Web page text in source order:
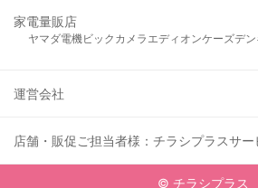
家電量販店
ヤマダ電機ビックカメラ エディオンケーズデン
運営会社
店舗・販促ご担当者様：チラシプラスサ
© チラシプラス